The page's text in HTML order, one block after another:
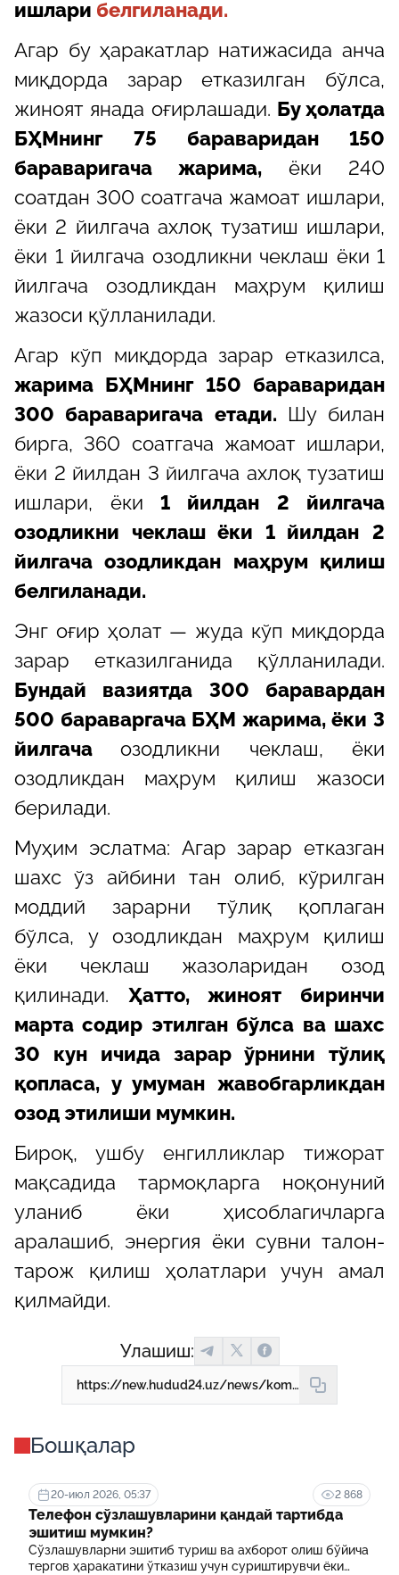
ишлари белгиланади.
Aгар бу ҳаракатлар натижасида анча
миқдорда зарар етказилган бўлса,
жиноят янада оғирлашади. Бу ҳолатда
БҲМнинг
75 бараваридан 150
бараваригача жарима, ёки 240
соатдан 300 соатгача жамоат ишлари,
ёки 2 йилгача ахлоқ тузатиш ишлари,
ёки 1 йилгача озодликни чеклаш ёки 1
йилгача озодликдан маҳрум қилиш
жазоси қўлланилади.
Aгар кўп миқдорда зарар етказилса,
жарима БҲМнинг 150 бараваридан
300 бараваригача етади. Шу билан
бирга, 360 соатгача жамоат ишлари,
ёки 2 йилдан 3 йилгача ахлоқ тузатиш
ишлари, ёки 1 йилдан
2 йилгача
озодликни чеклаш ёки 1 йилдан
2
йилгача озодликдан маҳрум қилиш
белгиланади.
Энг оғир ҳолат — жуда кўп миқдорда
зарар етказилганида қўлланилади.
Бундай вазиятда 300 баравардан
500 бараваргача БҲМ жарима, ёки 3
йилгачаозодликни чеклаш, ёки
озодликдан маҳрум қилиш жазоси
берилади.
Муҳим эслатма: Aгар зарар етказган
шахс ўз айбини тан олиб, кўрилган
моддий зарарни тўлиқ қоплаган
бўлса, у озодликдан маҳрум қилиш
ёки чеклаш жазоларидан озод
қилинади. Ҳатто, жиноят биринчи
марта содир этилган бўлса ва шахс
30 кун ичида зарар ўрнини тўлиқ
қопласа, у умуман жавобгарликдан
озод этилиши мумкин.
Бироқ, ушбу енгилликлар тижорат
мақсадида тармоқларга ноқонуний
уланиб ёки ҳисоблагичларга
аралашиб, энергия ёки сувни талон-
тарож қилиш ҳолатлари учун амал
қилмайди.
Улашиш:
https://new.hudud24.uz/news/kommunal-tarmoklarga-nokonunii-ulanish-va-khisoblagichlarga-shikast-etkazish-zhazoga-sabab-buladi-2
Бошқалар
20-июл 2026, 05:37 2 868
Телефон сўзлашувларини қандай тартибда
эшитиш мумкин?
Сўзлашувларни эшитиб туриш ва ахборот олиш бўйича
тергов ҳаракатини ўтказиш учун суриштирувчи ёки